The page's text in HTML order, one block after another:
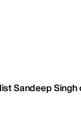
Sandeep